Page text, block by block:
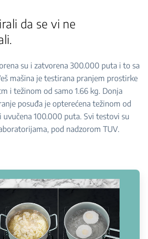
da se vi ne
su i zatvorena 300.000 puta i to sa
mašina je testirana pranjem prostirke
i težinom od samo 1.66 kg. Donja
posuđa je opterećena težinom od
uvučena 100.000 puta. Svi testovi su
pod nadzorom TUV.